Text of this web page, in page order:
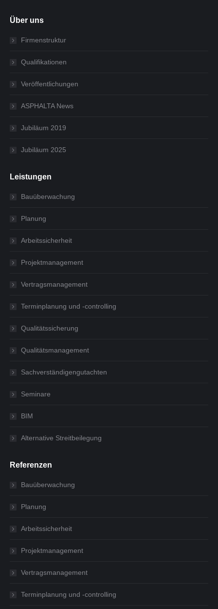
Über uns
Firmenstruktur
Qualifikationen
Veröffentlichungen
ASPHALTA News
Jubiläum 2019
Jubiläum 2025
Leistungen
Bauüberwachung
Planung
Arbeitssicherheit
Projektmanagement
Vertragsmanagement
Terminplanung und -controlling
Qualitätssicherung
Qualitätsmanagement
Sachverständigengutachten
Seminare
BIM
Alternative Streitbeilegung
Referenzen
Bauüberwachung
Planung
Arbeitssicherheit
Projektmanagement
Vertragsmanagement
Terminplanung und -controlling